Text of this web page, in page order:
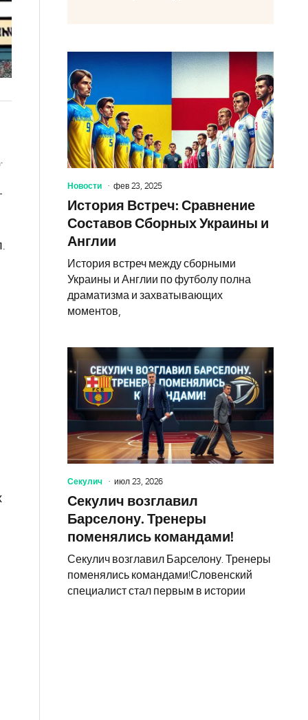
Новости фев 23, 2025
История Встреч: Сравнение
Составов Сборных Украины и
Англии
История встреч между сборными
Украины и Англии по футболу полна
драматизма и захватывающих
моментов,
Секулич июл 23, 2026
Секулич возглавил
Барселону. Тренеры
поменялись командами!
Секулич возглавил Барселону. Тренеры
поменялись командами!Словенский
специалист стал первым в истории